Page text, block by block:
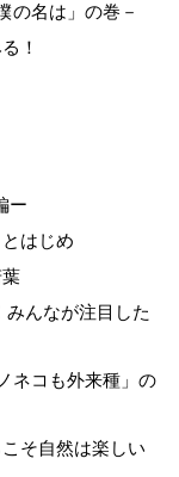
の名は」の巻－
！
ー
はじめ
んなが注目した
ネコも外来種」の
そ自然は楽しい